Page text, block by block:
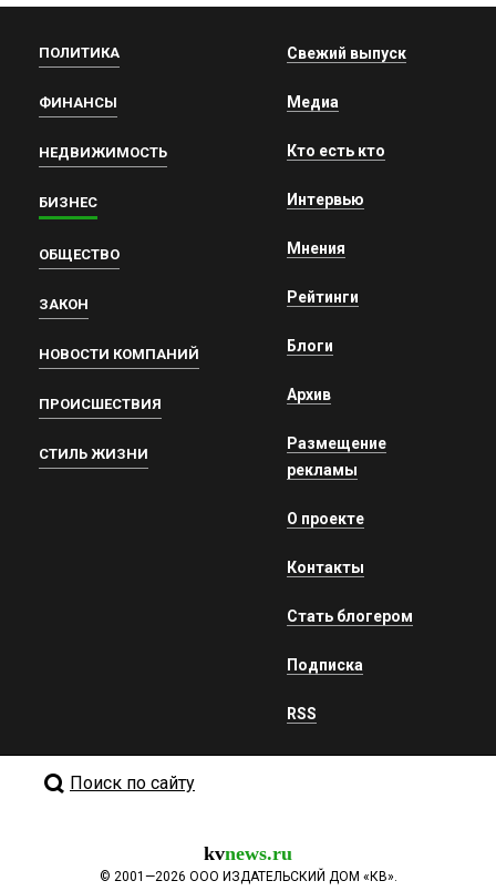
ПОЛИТИКА
ФИНАНСЫ
НЕДВИЖИМОСТЬ
БИЗНЕС
ОБЩЕСТВО
ЗАКОН
НОВОСТИ КОМПАНИЙ
ПРОИСШЕСТВИЯ
СТИЛЬ ЖИЗНИ
Свежий выпуск
Медиа
Кто есть кто
Интервью
Мнения
Рейтинги
Блоги
Архив
Размещение
рекламы
О проекте
Контакты
Стать блогером
Подписка
RSS
Поиск по сайту
kvnews.ru
© 2001—2026 ООО ИЗДАТЕЛЬСКИЙ ДОМ «КВ».